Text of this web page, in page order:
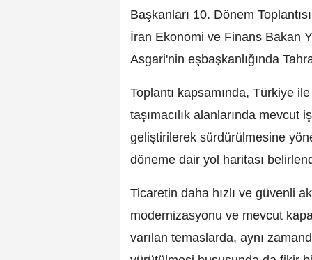
Başkanları 10. Dönem
İran Ekonomi ve Finans Bakan
Asgari'nin eşbaşkanlığında
Toplantı kapsamında, Türkiye
taşımacılık alanlarında mevcut
geliştirilerek sürdürülmesine
döneme dair yol haritası
Ticaretin daha hızlı ve güvenli
modernizasyonu ve mevcut
varılan temaslarda, aynı